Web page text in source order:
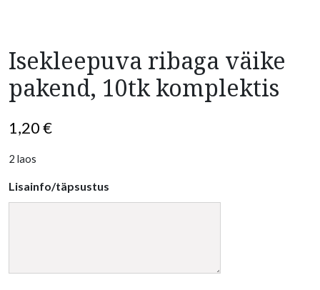
Isekleepuva ribaga väike
pakend, 10tk komplektis
1,20€
2 laos
Lisainfo/täpsustus